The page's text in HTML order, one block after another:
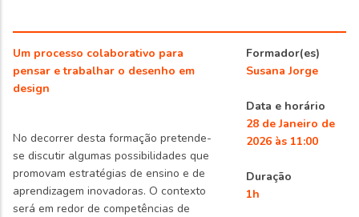
Um processo colaborativo para
pensar e trabalhar o desenho em
design
No decorrer desta formação pretende-
se discutir algumas possibilidades que
promovam estratégias de ensino e de
aprendizagem inovadoras. O contexto
será em redor de competências de
Formador(es)
Susana Jorge
Data e horário
28 de Janeiro de
2026 às 11:00
Duração
1h